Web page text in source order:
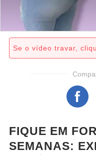
Se o vídeo travar,
FIQUE EM
SEMANAS: